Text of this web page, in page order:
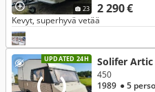
23 2 290 €
Kevyt, superhyvä vetää
UPDATED 24H Solifer Artic
450
1989 ● 5